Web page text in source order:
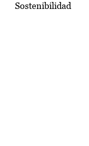
Sostenibilidad